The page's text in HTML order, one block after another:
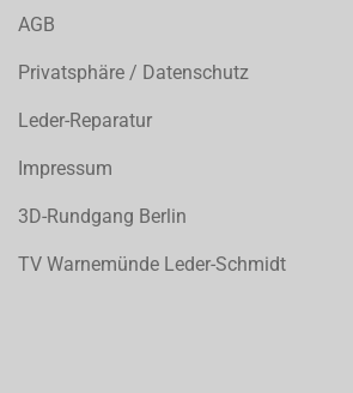
AGB
Privatsphäre / Datenschutz
Leder-Reparatur
Impressum
3D-Rundgang Berlin
TV Warnemünde Leder-Schmidt